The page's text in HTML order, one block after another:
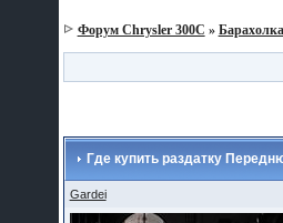
Форум Chrysler 300C » Барахолка
Где купить раздатку
Gardei